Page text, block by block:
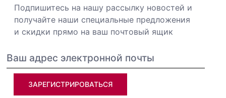
Подпишитесь на нашу рассылку новостей и
получайте наши специальные предложения
и скидки прямо на ваш почтовый ящик
ЗАРЕГИСТРИРОВАТЬСЯ